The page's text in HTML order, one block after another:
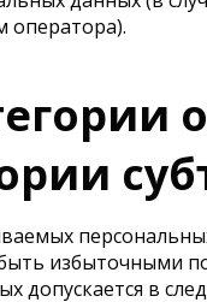
оператора).
избыточными
допускается в